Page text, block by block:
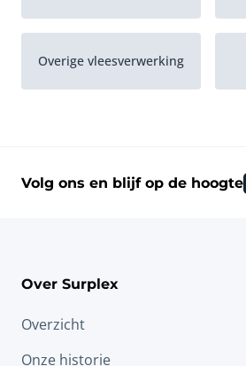
Overige vleesverwerking
Volg ons en blijf op de hoogte
Over Surplex
Overzicht
Onze historie